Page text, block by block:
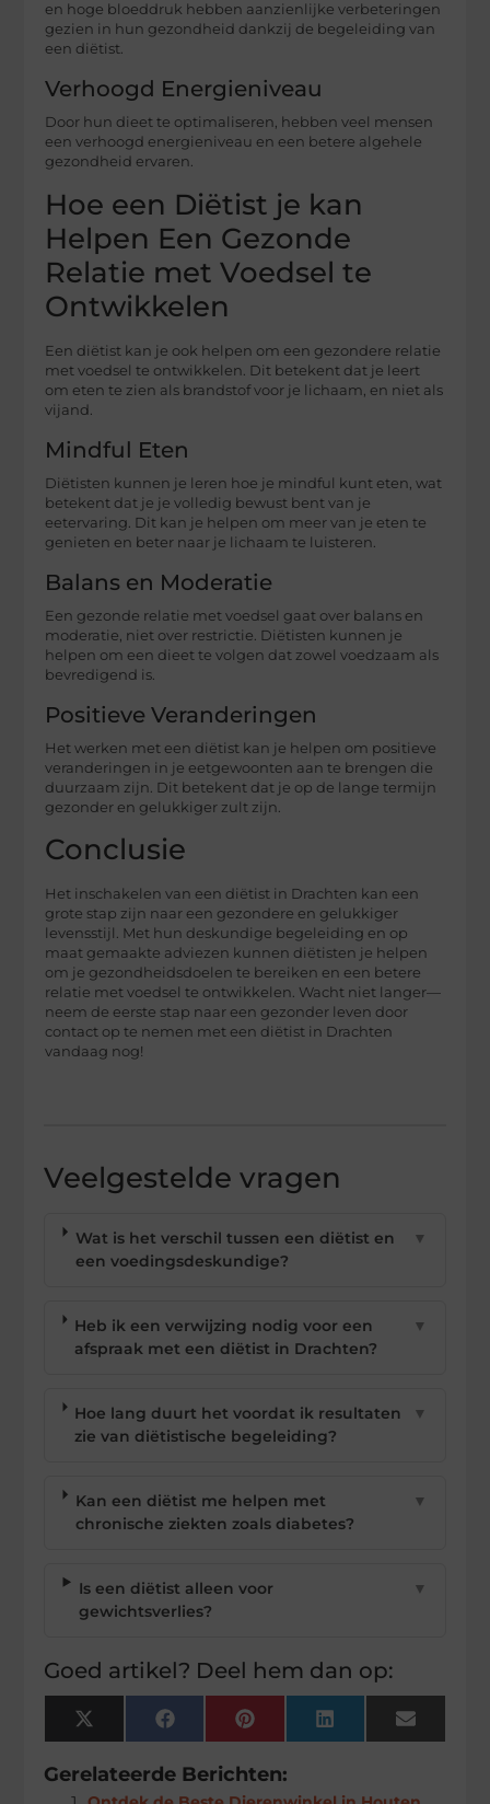
en hoge bloeddruk hebben aanzienlijke verbeteringen
gezien in hun gezondheid dankzij de begeleiding van
een diëtist.
Verhoogd Energieniveau
Door hun dieet te optimaliseren, hebben veel mensen
een verhoogd energieniveau en een betere algehele
gezondheid ervaren.
Hoe een Diëtist je kan
Helpen Een Gezonde
Relatie met Voedsel te
Ontwikkelen
Een diëtist kan je ook helpen om een gezondere relatie
met voedsel te ontwikkelen. Dit betekent dat je leert
om eten te zien als brandstof voor je lichaam, en niet als
vijand.
Mindful Eten
Diëtisten kunnen je leren hoe je mindful kunt eten, wat
betekent dat je je volledig bewust bent van je
eetervaring. Dit kan je helpen om meer van je eten te
genieten en beter naar je lichaam te luisteren.
Balans en Moderatie
Een gezonde relatie met voedsel gaat over balans en
moderatie, niet over restrictie. Diëtisten kunnen je
helpen om een dieet te volgen dat zowel voedzaam als
bevredigend is.
Positieve Veranderingen
Het werken met een diëtist kan je helpen om positieve
veranderingen in je eetgewoonten aan te brengen die
duurzaam zijn. Dit betekent dat je op de lange termijn
gezonder en gelukkiger zult zijn.
Conclusie
Het inschakelen van een diëtist in Drachten kan een
grote stap zijn naar een gezondere en gelukkiger
levensstijl. Met hun deskundige begeleiding en op
maat gemaakte adviezen kunnen diëtisten je helpen
om je gezondheidsdoelen te bereiken en een betere
relatie met voedsel te ontwikkelen. Wacht niet langer—
neem de eerste stap naar een gezonder leven door
contact op te nemen met een diëtist in Drachten
vandaag nog!
Veelgestelde vragen
Wat is het verschil tussen een diëtist en
een voedingsdeskundige?
▼
Heb ik een verwijzing nodig voor een
afspraak met een diëtist in Drachten?
▼
Hoe lang duurt het voordat ik resultaten
zie van diëtistische begeleiding?
▼
Kan een diëtist me helpen met
chronische ziekten zoals diabetes?
▼
Is een diëtist alleen voor
gewichtsverlies?
▼
Goed artikel? Deel hem dan op:
X
(Twitter)
FacebookPinterest LinkedIn Email
Gerelateerde Berichten: